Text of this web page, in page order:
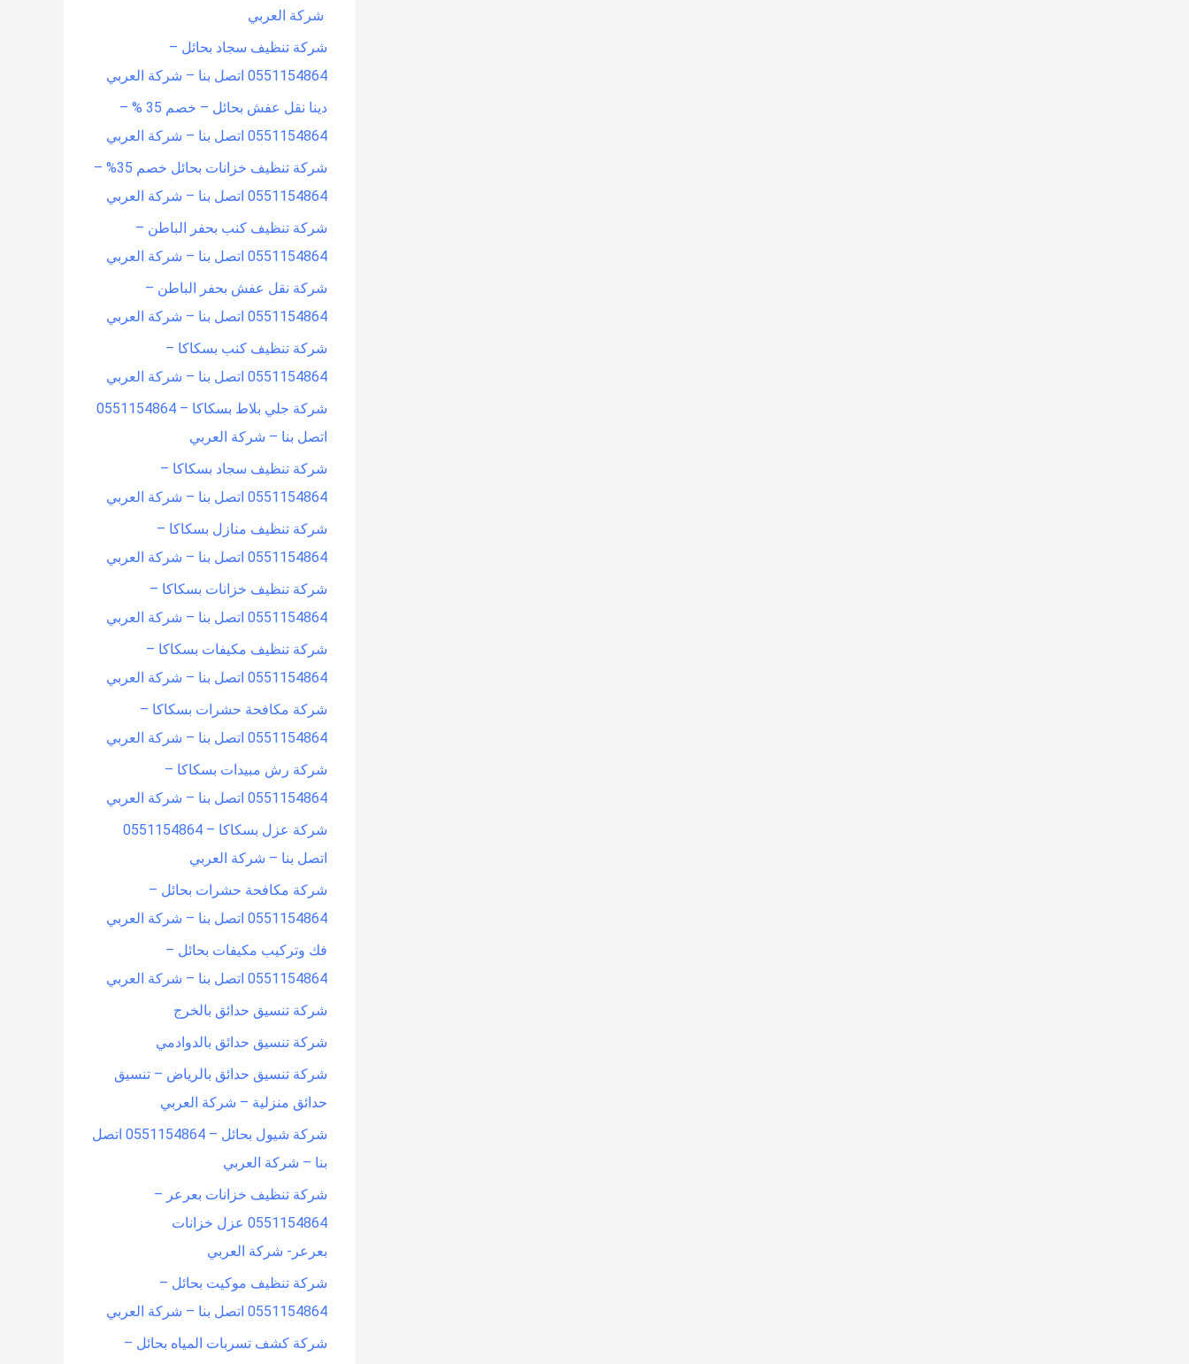
شركة العربي
شركة تنظيف سجاد بحائل –
0551154864 اتصل بنا – شركة العربي
دينا نقل عفش بحائل – خصم 35 % –
0551154864 اتصل بنا – شركة العربي
شركة تنظيف خزانات بحائل خصم 35% –
0551154864 اتصل بنا – شركة العربي
شركة تنظيف كنب بحفر الباطن –
0551154864 اتصل بنا – شركة العربي
شركة نقل عفش بحفر الباطن –
0551154864 اتصل بنا – شركة العربي
شركة تنظيف كنب بسكاكا –
0551154864 اتصل بنا – شركة العربي
شركة جلي بلاط بسكاكا – 0551154864
اتصل بنا – شركة العربي
شركة تنظيف سجاد بسكاكا –
0551154864 اتصل بنا – شركة العربي
شركة تنظيف منازل بسكاكا –
0551154864 اتصل بنا – شركة العربي
شركة تنظيف خزانات بسكاكا –
0551154864 اتصل بنا – شركة العربي
شركة تنظيف مكيفات بسكاكا –
0551154864 اتصل بنا – شركة العربي
شركة مكافحة حشرات بسكاكا –
0551154864 اتصل بنا – شركة العربي
شركة رش مبيدات بسكاكا –
0551154864 اتصل بنا – شركة العربي
شركة عزل بسكاكا – 0551154864
اتصل بنا – شركة العربي
شركة مكافحة حشرات بحائل –
0551154864 اتصل بنا – شركة العربي
فك وتركيب مكيفات بحائل –
0551154864 اتصل بنا – شركة العربي
شركة تنسيق حدائق بالخرج
شركة تنسيق حدائق بالدوادمي
شركة تنسيق حدائق بالرياض – تنسيق
حدائق منزلية – شركة العربي
شركة شيول بحائل – 0551154864 اتصل
بنا – شركة العربي
شركة تنظيف خزانات بعرعر –
0551154864 عزل خزانات
بعرعر- شركة العربي
شركة تنظيف موكيت بحائل –
0551154864 اتصل بنا – شركة العربي
شركة كشف تسربات المياه بحائل –